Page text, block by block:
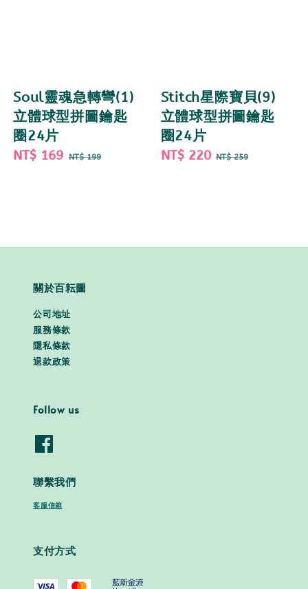
Soul靈魂急轉彎(1)
立體球型拼圖鑰匙
圈24片
Sale
NT$ 169 Regular
NT$ 199
Stitch星際寶貝(9)
立體球型拼圖鑰匙
圈24片
Sale
NT$ 220 Regular
NT$ 259
關於百耘圖
公司地址
服務條款
隱私條款
退款政策
Follow us
聯繫我們
客服信箱
支付方式